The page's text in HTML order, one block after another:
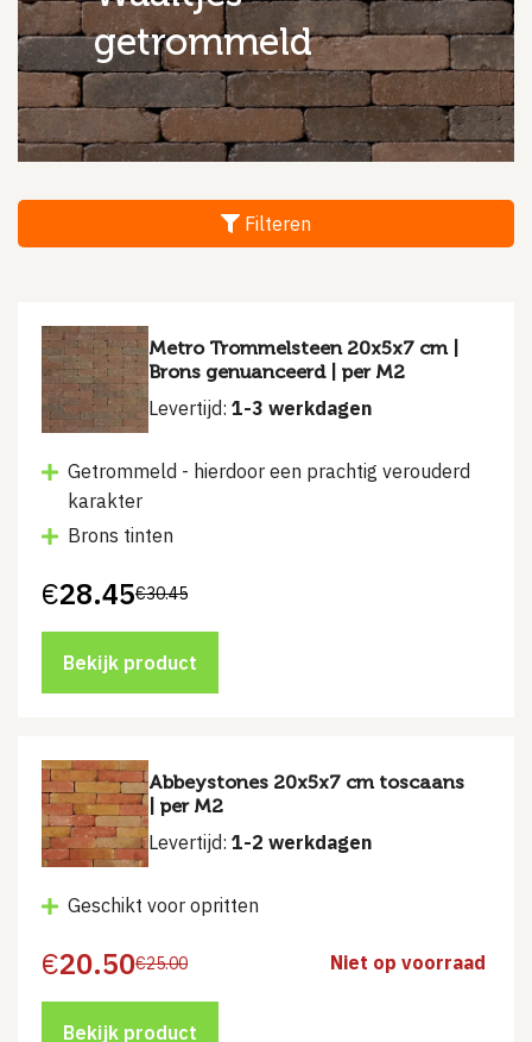
getrommeld
Filteren
Metro Trommelsteen 20x5x7 cm |
Brons genuanceerd | per M2
Levertijd: 1-3 werkdagen
Getrommeld - hierdoor een prachtig verouderd
karakter
Brons tinten
€30.45
Oorspronkelijke
was:
€30.45.
€28.45
Huidige
is:
€28.45.
Bekijk product
Abbeystones 20x5x7 cm toscaans
| per M2
Levertijd: 1-2 werkdagen
Geschikt voor opritten
€25.00
Oorspronkelijke
was:
€25.00.
€20.50
Huidige
is:
€20.50.
Niet op voorraad
Bekijk product